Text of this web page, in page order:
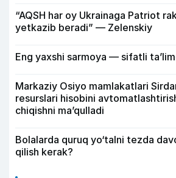
“AQSH har oy Ukrainaga Patriot
yetkazib beradi” — Zelenskiy
Eng yaxshi sarmoya — sifatli
Markaziy Osiyo mamlakatlari
resurslari hisobini
chiqishni ma’qulladi
Bolalarda quruq yo‘talni tezda
qilish kerak?